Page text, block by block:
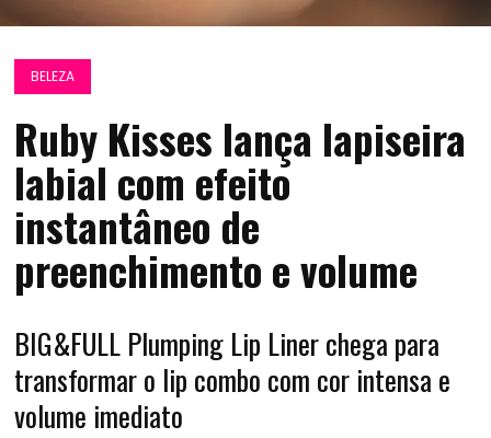
BELEZA
Ruby Kisses lança lapiseira
labial com efeito
instantâneo de
preenchimento e volume
BIG&FULL Plumping Lip Liner chega para
transformar o lip combo com cor intensa e
volume imediato